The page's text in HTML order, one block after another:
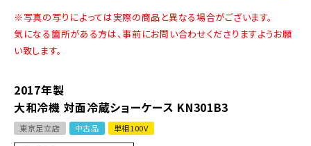
※写真の写りによっては実際の商品と異なる場合がございます。
気になる箇所がある方は、事前にお問い合わせくださりますようお願
い致します。
2017年製
大和冷機 対面冷蔵ショーケース KN301B3
東京足立店 中古品 単相100V